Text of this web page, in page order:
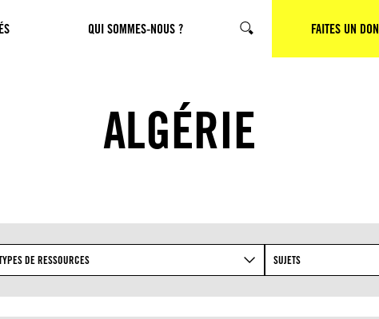
QUI SOMMES-NOUS ? CHERCHER FAITES UN DON
ALGÉRIE
DE RESSOURCES SUJETS